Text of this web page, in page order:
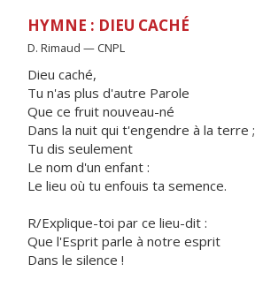
HYMNE : DIEU CACHÉ
D. Rimaud — CNPL
Dieu caché,
Tu n'as plus d'autre Parole
Que ce fruit nouveau-né
Dans la nuit qui t'engendre à la terre ;
Tu dis seulement
Le nom d'un enfant :
Le lieu où tu enfouis ta semence.
R/Explique-toi par ce lieu-dit :
Que l'Esprit parle à notre esprit
Dans le silence !